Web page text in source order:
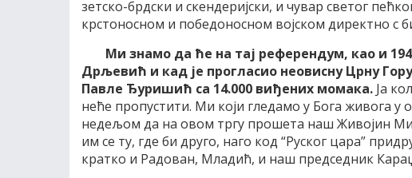
зетско-брдски и скендеријски, и чувар светог
крстоносном и победоносном војском директно с
Ми знамо да ће на тај референдум, као и
Дрљевић и кад је прогласио неовисну Црну
Павле Ђуришић са 14.000 виђених момака. Ја
неће пропустити. Ми који гледамо у Бога живога
недељом да на овом тргу прошета наш Живојин
им се ту, где би друго, наго код “Руског цара”
кратко и Радован, Младић, и наш председник